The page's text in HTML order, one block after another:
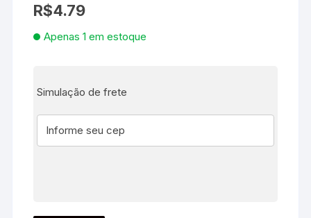
R$4.79
Apenas 1 em estoque
Simulação de frete